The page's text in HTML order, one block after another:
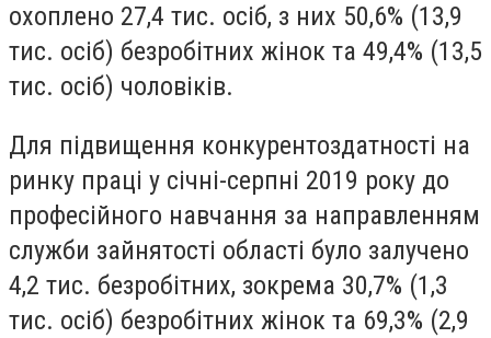
охоплено 27,4 тис. осiб, з них 50,6% (13,9
тис. осiб) безробiтних жiнок та 49,4% (13,5
тис. осiб) чоловiкiв.
Для пiдвищення конкурентоздатностi на
ринку працi у сiчнi-серпнi 2019 року до
професiйного навчання за направленням
служби зайнятостi областi було залучено
4,2 тис. безробiтних, зокрема 30,7% (1,3
тис. осiб) безробiтних жiнок та 69,3% (2,9